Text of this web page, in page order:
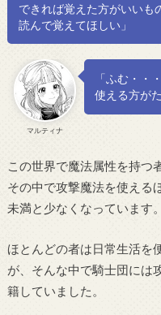
できれば覚えた方がいいも
読んで覚えてほしい」
マルティナ
「ふむ・・
使える方が
この世界で魔法属性を持つ
その中で攻撃魔法を使える
未満と少なくなっています。
ほとんどの者は日常生活を
が、そんな中で騎士団には
籍していました。